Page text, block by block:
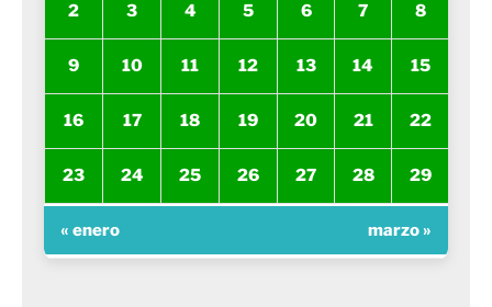
2 3 4 5 6 7 8
9 10 11 12 13 14 15
16 17 18 19 20 21 22
23 24 25 26 27 28 29
« enero marzo »